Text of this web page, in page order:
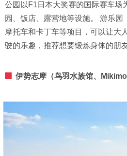
公园以F1日本大奖赛的国际赛车场
园、饭店、露营地等设施。 游乐园
摩托车和卡丁车等项目，可以让大
驶的乐趣，推荐想要锻炼身体的朋
伊势志摩（鸟羽水族馆、